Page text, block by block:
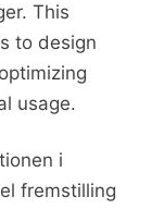
This
to design
usage.
i
fremstilling